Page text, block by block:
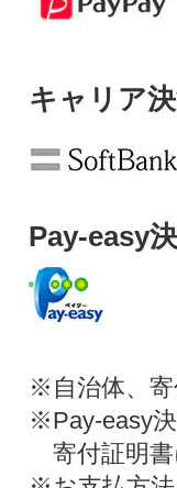
キャリア
Pay-easy
※自治体、
※Pay-easy
寄付証明